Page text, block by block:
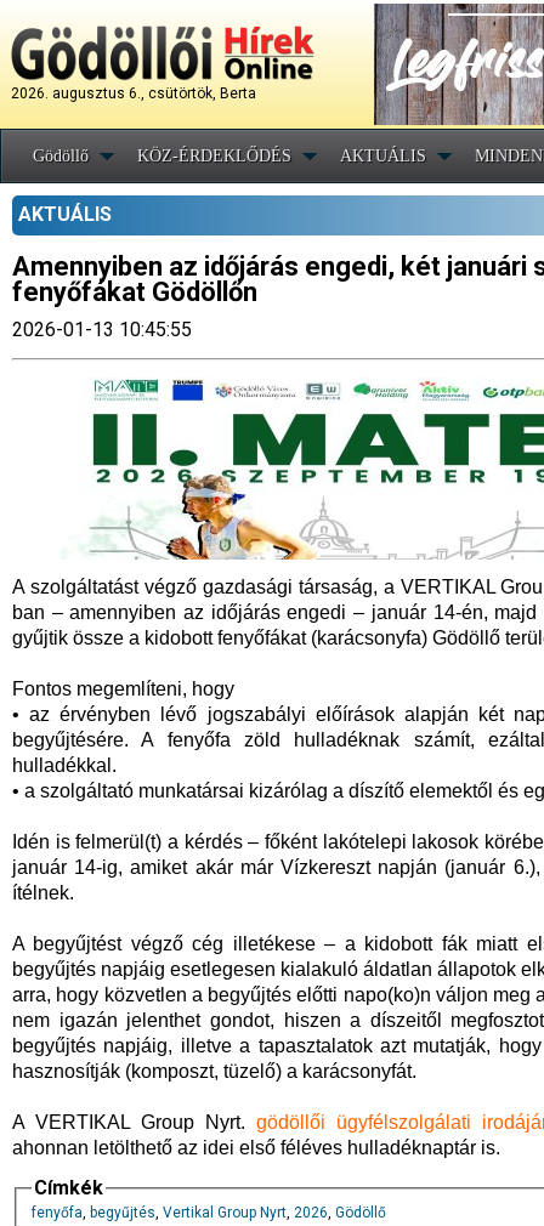
2026. augusztus 6., csütörtök, Berta
Gödöllő KÖZ-ÉRDEKLŐDÉS AKTUÁLIS
AKTUÁLIS
Amennyiben az időjárás engedi, két
fenyőfákat Gödöllőn
2026-01-13 10:45:55
A szolgáltatást végző gazdasági társaság, a VERTIKAL
ban – amennyiben az időjárás engedi – január 14-én,
gyűjtik össze a kidobott fenyőfákat (karácsonyfa) Gödöllő
Fontos megemlíteni, hogy
• az érvényben lévő jogszabályi előírások alapján két
begyűjtésére. A fenyőfa zöld hulladéknak számít,
hulladékkal.
• a szolgáltató munkatársai kizárólag a díszítő elemektől és
Idén is felmerül(t) a kérdés – főként lakótelepi lakosok
január 14-ig, amiket akár már Vízkereszt napján (január
ítélnek.
A begyűjtést végző cég illetékese – a kidobott fák miatt
begyűjtés napjáig esetlegesen kialakuló áldatlan állapotok
arra, hogy közvetlen a begyűjtés előtti napo(ko)n váljon meg
nem igazán jelenthet gondot, hiszen a díszeitől
begyűjtés napjáig, illetve a tapasztalatok azt mutatják,
hasznosítják (komposzt, tüzelő) a karácsonyfát.
A VERTIKAL Group Nyrt. gödöllői ügyfélszolgálati
ahonnan letölthető az idei első féléves hulladéknaptár is.
Címkék
fenyőfa, begyűjtés, Vertikal Group Nyrt, 2026, Gödöllő